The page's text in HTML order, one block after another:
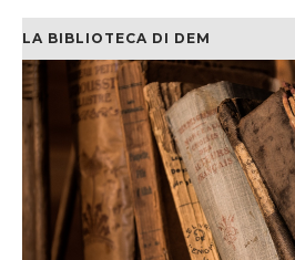
LA BIBLIOTECA DI DEM